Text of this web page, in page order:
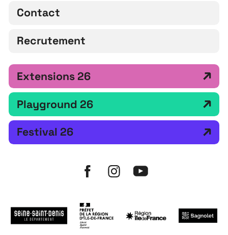
Contact
Recrutement
Extensions 26
Playground 26
Festival 26